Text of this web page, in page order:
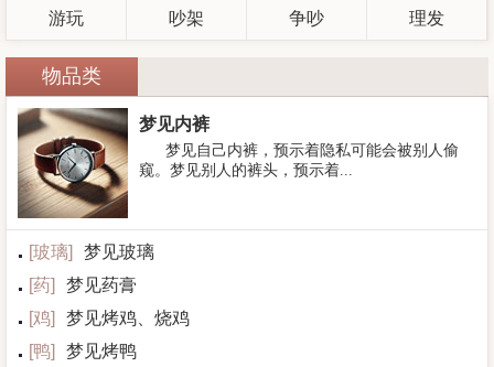
游玩 吵架 争吵 理发
物品类
梦见内裤
梦见自己内裤，预示着隐私可能会被别人偷
窥。梦见别人的裤头，预示着...
[玻璃]
梦见玻璃
[药]
梦见药膏
[鸡]
梦见烤鸡、烧鸡
[鸭] 梦见烤鸭